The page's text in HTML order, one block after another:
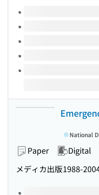
Volumes of this title
Paper Digital
メディカ出版1988-
National
Volumes of this title